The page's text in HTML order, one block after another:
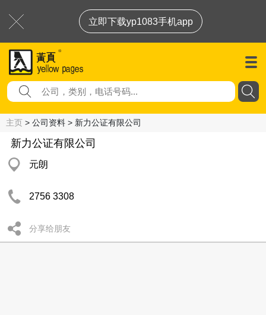
立即下载yp1083手机app
主页 > 公司资料 > 新力公证有限公司
新力公证有限公司
元朗
2756 3308
分享给朋友